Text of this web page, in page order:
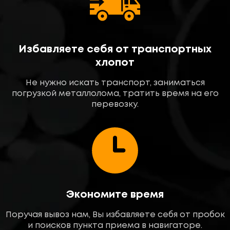
Избавляете себя от транспортных
хлопот
Не нужно искать транспорт, заниматься
погрузкой металлолома, тратить время на его
перевозку.
Экономите время
Поручая вывоз нам, Вы избавляете себя от пробок
и поисков пункта приема в навигаторе.